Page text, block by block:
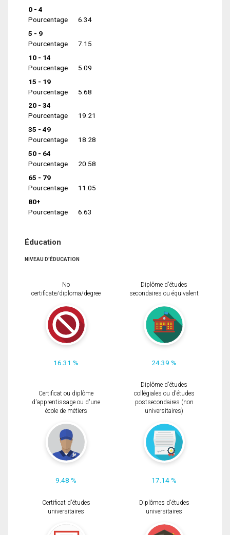
0 - 4
Pourcentage
6.34
5 - 9
Pourcentage
7.15
10 - 14
Pourcentage
5.09
15 - 19
Pourcentage
5.68
20 - 34
Pourcentage
19.21
35 - 49
Pourcentage
18.28
50 - 64
Pourcentage
20.58
65 - 79
Pourcentage
11.05
80+
Pourcentage
6.63
Éducation
NIVEAU D'ÉDUCATION
No
certificate/diploma/degree
16.31 %
Diplôme d'études
secondaires ou équivalent
24.39 %
Certificat ou diplôme
d'apprentissage ou d'une
école de métiers
9.48 %
Diplôme d'études
collégiales ou d'études
postsecondaires (non
universitaires)
17.14 %
Certificat d'études
universitaires
Diplômes d'études
universitaires